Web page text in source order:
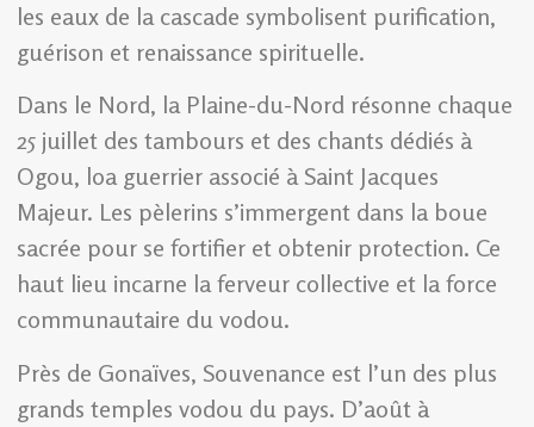
les eaux de la cascade symbolisent purification,
guérison et renaissance spirituelle.
Dans le Nord, la Plaine-du-Nord résonne chaque
25 juillet des tambours et des chants dédiés à
Ogou, loa guerrier associé à Saint Jacques
Majeur. Les pèlerins s’immergent dans la boue
sacrée pour se fortifier et obtenir protection. Ce
haut lieu incarne la ferveur collective et la force
communautaire du vodou.
Près de Gonaïves, Souvenance est l’un des plus
grands temples vodou du pays. D’août à